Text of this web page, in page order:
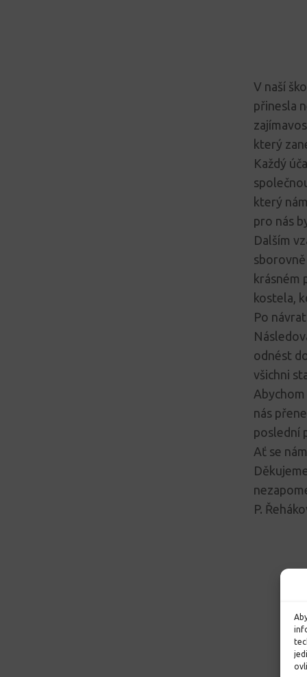
V naší
přinesla
který
Každý
který
pro nás
Dalším
krásném
kostela,
Po
odnést
všichni
nás
poslední
Ať se
P.